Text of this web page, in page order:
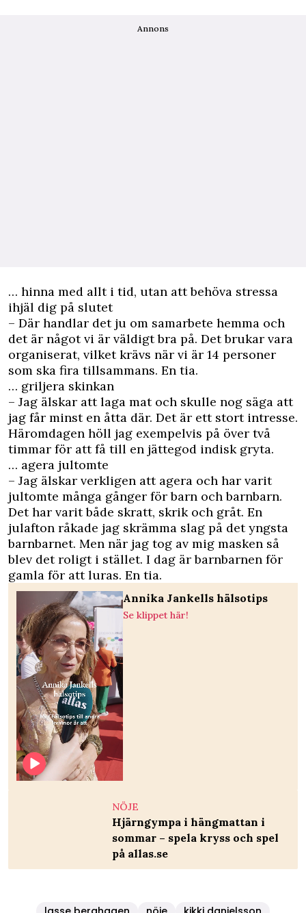
Annons
… hinna med allt i tid, utan att behöva stressa
ihjäl dig på slutet
– Där handlar det ju om samarbete hemma och
det är något vi är väldigt bra på. Det brukar vara
organiserat, vilket krävs när vi är 14 personer
som ska fira tillsammans. En tia.
… griljera skinkan
– Jag älskar att laga mat och skulle nog säga att
jag får minst en åtta där. Det är ett stort intresse.
Häromdagen höll jag exempelvis på över två
timmar för att få till en jättegod indisk gryta.
… agera jultomte
– Jag älskar verkligen att agera och har varit
jultomte många gånger för barn och barnbarn.
Det har varit både skratt, skrik och gråt. En
julafton råkade jag skrämma slag på det yngsta
barnbarnet. Men när jag tog av mig masken så
blev det roligt i stället. I dag är barnbarnen för
gamla för att luras. En tia.
Annika Jankells hälsotips
Se klippet här!
NÖJE
Hjärngympa i hängmattan i
sommar – spela kryss och spel
på allas.se